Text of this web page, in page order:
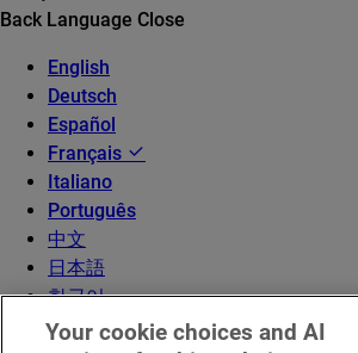
Back Language Close
English
Deutsch
Español
Français
Italiano
Português
中文
日本語
한국어
Your cookie choices and AI